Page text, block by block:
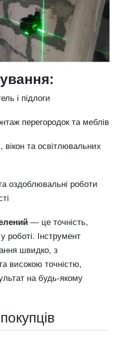
і підлоги
перегородок та меблів
та освітлювальних
оздоблювальні роботи
— це точність,
роботі. Інструмент
швидко, з
високою точністю,
на будь-якому